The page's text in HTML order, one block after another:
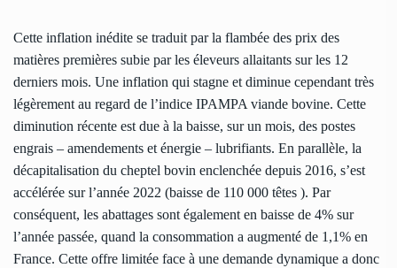
Cette inflation inédite se traduit par la flambée des prix des
matières premières subie par les éleveurs allaitants sur les 12
derniers mois. Une inflation qui stagne et diminue cependant très
légèrement au regard de l’indice IPAMPA viande bovine. Cette
diminution récente est due à la baisse, sur un mois, des postes
engrais – amendements et énergie – lubrifiants. En parallèle, la
décapitalisation du cheptel bovin enclenchée depuis 2016, s’est
accélérée sur l’année 2022 (baisse de 110 000 têtes ). Par
conséquent, les abattages sont également en baisse de 4% sur
l’année passée, quand la consommation a augmenté de 1,1% en
France. Cette offre limitée face à une demande dynamique a donc